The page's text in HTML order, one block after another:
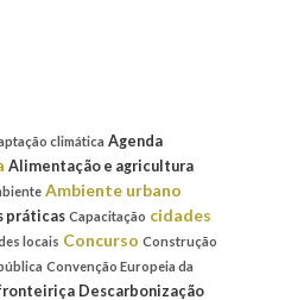
climática Agenda
Alimentação e agricultura
Ambiente urbano
práticas Capacitação cidades
locais Concurso Construção
Convenção Europeia da
Descarbonização